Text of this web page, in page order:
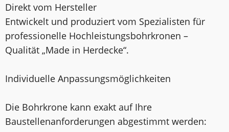
Direkt vom Hersteller
Entwickelt und produziert vom Spezialisten für
professionelle Hochleistungsbohrkronen –
Qualität „Made in Herdecke“.
Individuelle Anpassungsmöglichkeiten
Die Bohrkrone kann exakt auf Ihre
Baustellenanforderungen abgestimmt werden: